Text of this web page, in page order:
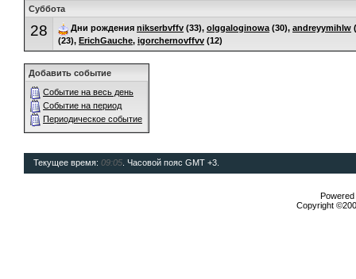
Суббота
28 Дни рождения nikserbvffv (33), olggaloginowa(30), andreyymihlw
(23), ErichGauche, igorchernovffvv (12)
Добавить событие
Событие на весь день
Событие на период
Периодическое событие
Текущее время: 09:05 . Часовой пояс GMT +3.
Copyright